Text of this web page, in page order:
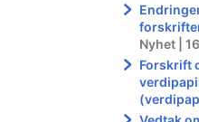
Nyhet |
Forskrift